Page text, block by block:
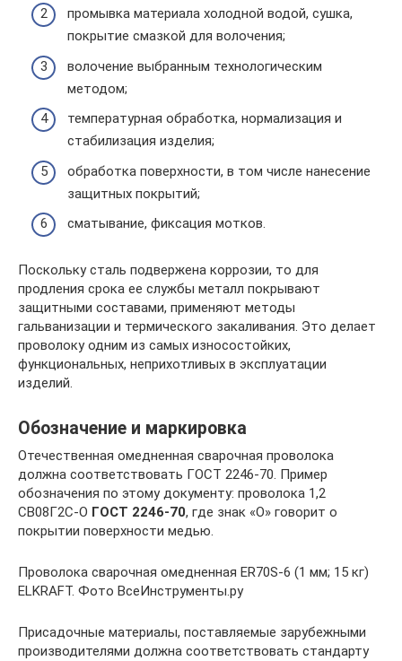
промывка материала холодной водой, сушка,
покрытие смазкой для волочения;
волочение выбранным технологическим
методом;
температурная обработка, нормализация и
стабилизация изделия;
обработка поверхности, в том числе нанесение
защитных покрытий;
сматывание, фиксация мотков.
Поскольку сталь подвержена коррозии, то для
продления срока ее службы металл покрывают
защитными составами, применяют методы
гальванизации и термического закаливания. Это делает
проволоку одним из самых износостойких,
функциональных, неприхотливых в эксплуатации
изделий.
Обозначение и маркировка
Отечественная омедненная сварочная проволока
должна соответствовать ГОСТ 2246-70. Пример
обозначения по этому документу: проволока 1,2
СВ08Г2С-О ГОСТ 2246-70, где знак «О» говорит о
покрытии поверхности медью.
Проволока сварочная омедненная ER70S-6 (1 мм; 15 кг)
ELKRAFT. Фото ВсеИнструменты.ру
Присадочные материалы, поставляемые зарубежными
производителями должна соответствовать стандарту